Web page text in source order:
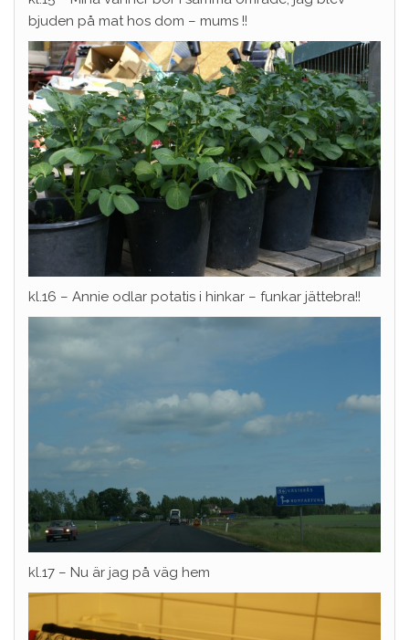
bjuden på mat hos dom – mums !!
kl.16 – Annie odlar potatis i hinkar – funkar jättebra!!
kl.17 – Nu är jag på väg hem